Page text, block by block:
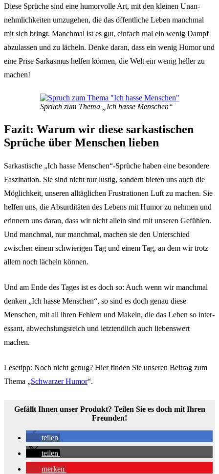
Diese Sprü­che sind eine humor­vol­le Art, mit den klei­nen Unan­
nehm­lich­kei­ten umzu­ge­hen, die das öffent­li­che Leben manch­mal
mit sich bringt. Manch­mal ist es gut, einfach mal ein wenig Dampf
abzu­las­sen und zu lächeln. Denke daran, dass ein wenig Humor und
eine Prise Sarkas­mus helfen können, die Welt ein wenig heller zu
machen!
Spruch zum Thema „Ich hasse Menschen“
Fazit: Warum wir diese sarkas­ti­schen
Sprü­che über Menschen lieben
Sarkas­ti­sche „Ich hasse Menschen“-Sprüche haben eine beson­de­re
Faszi­na­ti­on. Sie sind nicht nur lustig, sondern bieten uns auch die
Möglich­keit, unse­ren alltäg­li­chen Frus­tra­tio­nen Luft zu machen. Sie
helfen uns, die Absur­di­tä­ten des Lebens mit Humor zu nehmen und
erin­nern uns daran, dass wir nicht allein sind mit unse­ren Gefüh­len.
Und manch­mal, nur manch­mal, machen sie den Unter­schied
zwischen einem schwie­ri­gen Tag und einem Tag, an dem wir trotz
allem noch lächeln können.
Und am Ende des Tages ist es doch so: Auch wenn wir manch­mal
denken „Ich hasse Menschen“, so sind es doch genau diese
Menschen, mit all ihren Fehlern und Makeln, die das Leben so inter­
es­sant, abwechs­lungs­reich und letzt­end­lich auch liebens­wert
machen.
Lese­tipp: Noch nicht genug? Hier finden Sie unse­ren Beitrag zum
Thema „Schwar­zer Humor“.
Gefällt Ihnen unser Produkt? Teilen Sie es doch mit Ihren
Freun­den!
teilen
teilen
merken